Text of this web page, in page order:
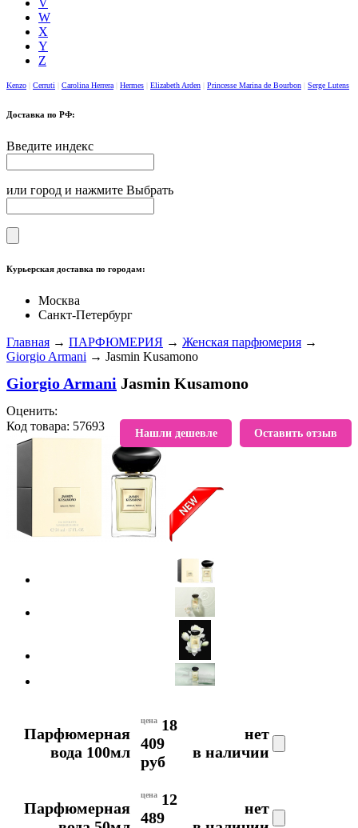
V
W
X
Y
Z
Kenzo Cerruti Carolina Herrera Hermes Elizabeth Arden Princesse Marina de Bourbon Serge Lutens
Доставка по РФ:
Введите индекс
или город и нажмите Выбрать
Курьерская доставка по городам:
Москва
Санкт-Петербург
Главная → ПАРФЮМЕРИЯ → Женская парфюмерия →
Giorgio Armani → Jasmin Kusamono
Giorgio Armani Jasmin Kusamono
Оставить отзыв
Нашли дешевле
Оценить:
Код товара: 57693
В избранное
Парфюмерная
вода 100мл
цена 18
409
руб
нет
в наличии
Парфюмерная
цена 12
489
нет